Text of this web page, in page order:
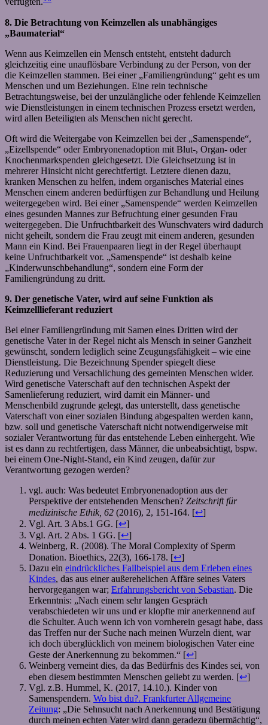
8. Die Betrachtung von Keimzellen als unabhängiges
„Baumaterial“
Wenn aus Keimzellen ein Mensch entsteht, entsteht dadurch
gleichzeitig eine unauflösbare Verbindung zu der Person, von der
die Keimzellen stammen. Bei einer „Familiengründung“ geht es um
Menschen und um Beziehungen. Eine rein technische
Betrachtungsweise, bei der unzulängliche oder fehlende Keimzellen
wie Dienstleistungen in einem technischen Prozess ersetzt werden,
wird allen Beteiligten als Menschen nicht gerecht.
Oft wird die Weitergabe von Keimzellen bei der „Samenspende“,
„Eizellspende“ oder Embryonenadoption mit Blut-, Organ- oder
Knochenmarkspenden gleichgesetzt. Die Gleichsetzung ist in
mehrerer Hinsicht nicht gerechtfertigt. Letztere dienen dazu,
kranken Menschen zu helfen, indem organisches Material eines
Menschen einem anderen bedürftigen zur Behandlung und Heilung
weitergegeben wird. Bei einer „Samenspende“ werden Keimzellen
eines gesunden Mannes zur Befruchtung einer gesunden Frau
weitergegeben. Die Unfruchtbarkeit des Wunschvaters wird dadurch
nicht geheilt, sondern die Frau zeugt mit einem anderen, gesunden
Mann ein Kind. Bei Frauenpaaren liegt in der Regel überhaupt
keine Unfruchtbarkeit vor. „Samenspende“ ist deshalb keine
„Kinderwunschbehandlung“, sondern eine Form der
Familiengründung zu dritt.
9. Der genetische Vater, wird auf seine Funktion als
Keimzelllieferant reduziert
Bei einer Familiengründung mit Samen eines Dritten wird der
genetische Vater in der Regel nicht als Mensch in seiner Ganzheit
gewünscht, sondern lediglich seine Zeugungsfähigkeit – wie eine
Dienstleistung. Die Bezeichnung Spender spiegelt diese
Reduzierung und Versachlichung des gemeinten Menschen wider.
Wird genetische Vaterschaft auf den technischen Aspekt der
Samenlieferung reduziert, wird damit ein Männer- und
Menschenbild zugrunde gelegt, das unterstellt, dass genetische
Vaterschaft von einer sozialen Bindung abgespalten werden kann,
bzw. soll und genetische Vaterschaft nicht notwendigerweise mit
sozialer Verantwortung für das entstehende Leben einhergeht. Wie
ist es dann zu rechtfertigen, dass Männer, die unbeabsichtigt, bspw.
bei einem One-Night-Stand, ein Kind zeugen, dafür zur
Verantwortung gezogen werden?
vgl. auch: Was bedeutet Embryonenadoption aus der
Perspektive der entstehenden Menschen? Zeitschrift für
medizinische Ethik, 62 (2016), 2, 151-164. [↩]
Vgl. Art. 3 Abs.1 GG. [↩]
Vgl. Art. 2 Abs. 1 GG. [↩]
Weinberg, R. (2008). The Moral Complexity of Sperm
Donation. Bioethics, 22(3), 166-178. [↩]
Dazu ein eindrückliches Fallbeispiel aus dem Erleben eines
Kindes, das aus einer außerehelichen Affäre seines Vaters
hervorgegangen war; Erfahrungsbericht von Sebastian. Die
Erkenntnis: „Nach einem sehr langen Gespräch
verabschiedeten wir uns und er klopfte mir anerkennend auf
die Schulter. Auch wenn ich von vornherein gesagt habe, dass
das Treffen nur der Suche nach meinen Wurzeln dient, war
ich doch überglücklich von meinem biologischen Vater eine
Geste der Anerkennung zu bekommen.“ [↩]
Weinberg verneint dies, da das Bedürfnis des Kindes sei, von
eben diesem bestimmten Menschen geliebt zu werden. [↩]
Vgl. z.B. Hummel, K. (2017, 14.10.). Kinder von
Samenspendern. Wo bist du?. Frankfurter Allgemeine
Zeitung: „Die Sehnsucht nach Anerkennung und Bestätigung
durch meinen echten Vater wird dann geradezu übermächtig“,